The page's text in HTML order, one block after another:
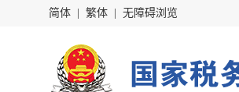
简体 繁体 无障碍浏览